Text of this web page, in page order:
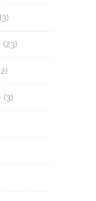
(3)
(23)
(3)